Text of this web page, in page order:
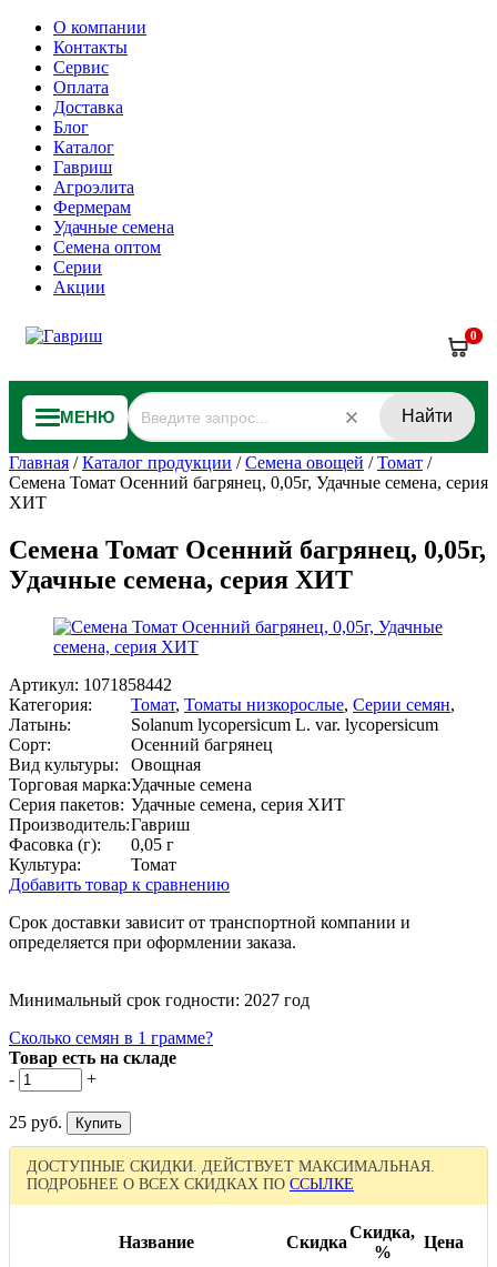
О компании
Контакты
Сервис
Оплата
Доставка
Блог
Каталог
Гавриш
Агроэлита
Фермерам
Удачные семена
Семена оптом
Серии
Акции
0
МЕНЮ Найти
Главная /Каталог продукции /Семена овощей /Томат /
Семена Томат Осенний багрянец, 0,05г, Удачные семена, серия
ХИТ
Семена Томат Осенний багрянец, 0,05г,
Удачные семена, серия ХИТ
Артикул: 1071858442
Категория:
Томат, Томаты низкорослые, Серии семян,
Латынь:
Solanum lycopersicum L. var. lycopersicum
Сорт:
Осенний багрянец
Вид культуры:
Овощная
Торговая марка:Удачные семена
Серия пакетов: Удачные семена, серия ХИТ
Производитель:Гавриш
Фасовка (г):
0,05 г
Культура:
Томат
Добавить товар к сравнению
Срок доставки зависит от транспортной компании и
определяется при оформлении заказа.
Минимальный срок годности: 2027 год
Сколько семян в 1 грамме?
Товар есть на складе
-
+
25 руб.
ДОСТУПНЫЕ СКИДКИ. ДЕЙСТВУЕТ МАКСИМАЛЬНАЯ.
ПОДРОБНЕЕ О ВСЕХ СКИДКАХ ПО ССЫЛКЕ
Название Скидка
Скидка,
%
Цена